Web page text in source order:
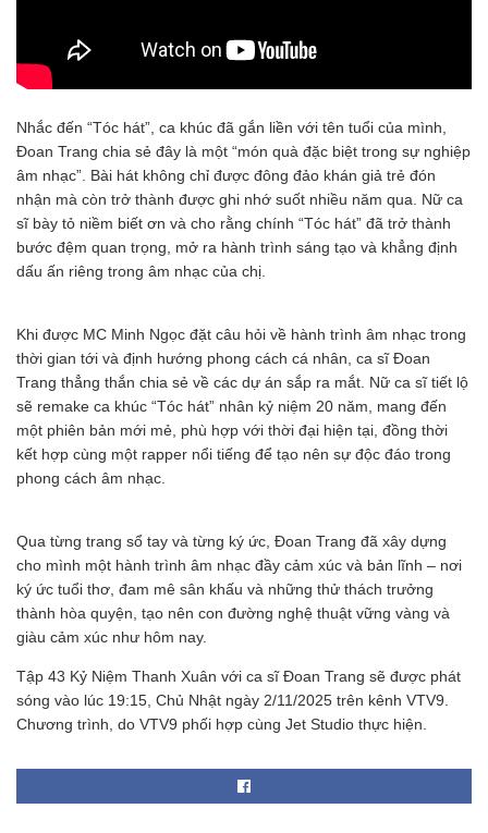
Nhắc đến “Tóc hát”, ca khúc đã gắn liền với tên tuổi của mình,
Đoan Trang chia sẻ đây là một “món quà đặc biệt trong sự nghiệp
âm nhạc”. Bài hát không chỉ được đông đảo khán giả trẻ đón
nhận mà còn trở thành được ghi nhớ suốt nhiều năm qua. Nữ ca
sĩ bày tỏ niềm biết ơn và cho rằng chính “Tóc hát” đã trở thành
bước đệm quan trọng, mở ra hành trình sáng tạo và khẳng định
dấu ấn riêng trong âm nhạc của chị.
Khi được MC Minh Ngọc đặt câu hỏi về hành trình âm nhạc trong
thời gian tới và định hướng phong cách cá nhân, ca sĩ Đoan
Trang thẳng thắn chia sẻ về các dự án sắp ra mắt. Nữ ca sĩ tiết lộ
sẽ remake ca khúc “Tóc hát” nhân kỷ niệm 20 năm, mang đến
một phiên bản mới mẻ, phù hợp với thời đại hiện tại, đồng thời
kết hợp cùng một rapper nổi tiếng để tạo nên sự độc đáo trong
phong cách âm nhạc.
Qua từng trang sổ tay và từng ký ức, Đoan Trang đã xây dựng
cho mình một hành trình âm nhạc đầy cảm xúc và bản lĩnh – nơi
ký ức tuổi thơ, đam mê sân khấu và những thử thách trưởng
thành hòa quyện, tạo nên con đường nghệ thuật vững vàng và
giàu cảm xúc như hôm nay.
Tập 43 Kỷ Niệm Thanh Xuân với ca sĩ Đoan Trang sẽ được phát
sóng vào lúc 19:15, Chủ Nhật ngày 2/11/2025 trên kênh VTV9.
Chương trình, do VTV9 phối hợp cùng Jet Studio thực hiện.